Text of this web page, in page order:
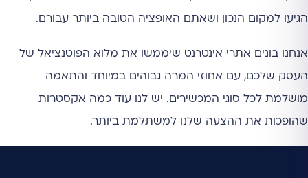
הגיעו למקום הנכון ושאתם האופציה הטובה ביותר עבורם.
אנחנו בונים אתרי אינטרנט שיממשו את מלוא הפוטנציאל של
העסק שלכם, עם אחוזי המרה גבוהים במיוחד והתאמה
מושלמת לכל סוגי המכשירים. יש לנו עוד כמה אקסטרות
שהופכות את ההצעה שלנו למשתלמת ביותר.